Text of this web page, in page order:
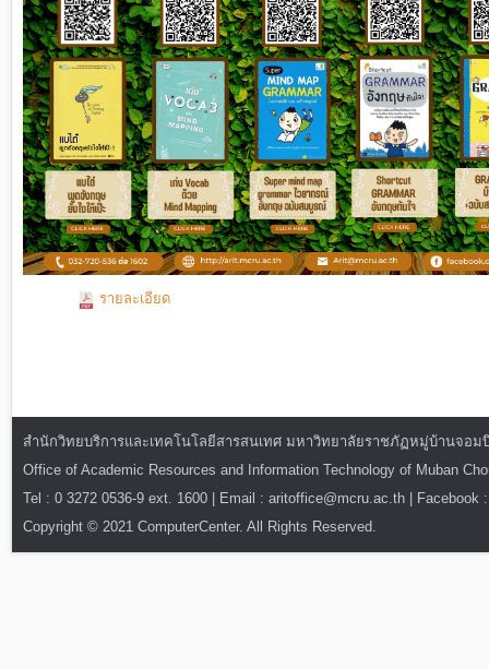
รายละเอียด
สำนักวิทยบริการและเทคโนโลยีสารสนเทศ มหาวิทยาลัยราชภัฏหมู่บ้านจอ
Office of Academic Resources and Information Technology of Muban
Tel : 0 3272 0536-9 ext. 1600 | Email : aritoffice@mcru.ac.th | Facebook
Copyright © 2021 ComputerCenter. All Rights Reserved.